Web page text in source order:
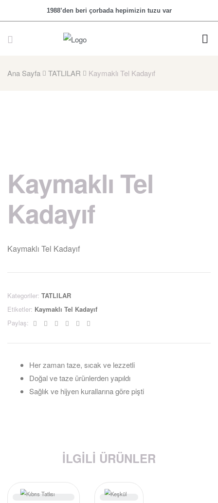
1988’den beri çorbada hepimizin tuzu var
Ana Sayfa TATLILAR Kaymaklı Tel Kadayıf
Kaymaklı Tel
Kadayıf
Kaymaklı Tel Kadayıf
Kategoriler: TATLILAR
Etiketler: Kaymaklı Tel Kadayıf
Paylaş:
Facebook
TwitterLinkedinGoogle+Pinterest
Her zaman taze, sıcak ve lezzetli
Doğal ve taze ürünlerden yapıldı
Sağlık ve hijyen kurallarına göre pişti
İLGILI ÜRÜNLER